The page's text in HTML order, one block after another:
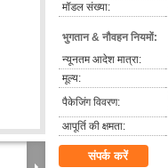
मॉडल संख्या:
भुगतान & नौवहन नियमों:
न्यूनतम आदेश मात्रा:
मूल्य:
पैकेजिंग विवरण:
आपूर्ति की क्षमता:
संपर्क करें